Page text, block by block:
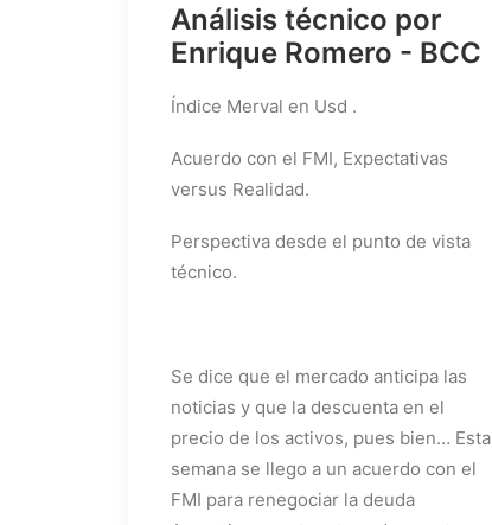
Análisis técnico por
Enrique Romero - BCC
Índice Merval en Usd .
Acuerdo con el FMI, Expectativas
versus Realidad.
Perspectiva desde el punto de vista
técnico.
Se dice que el mercado anticipa las
noticias y que la descuenta en el
precio de los activos, pues bien… Esta
semana se llego a un acuerdo con el
FMI para renegociar la deuda